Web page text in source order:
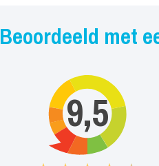
Beoordeeld met
9,5